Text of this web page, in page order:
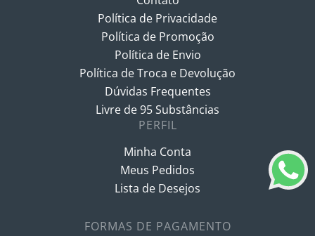
Política de Privacidade
Política de Promoção
Política de Envio
Política de Troca e Devolução
Dúvidas Frequentes
Livre de 95 Substâncias
PERFIL
Minha Conta
Meus Pedidos
Lista de Desejos
FORMAS DE PAGAMENTO